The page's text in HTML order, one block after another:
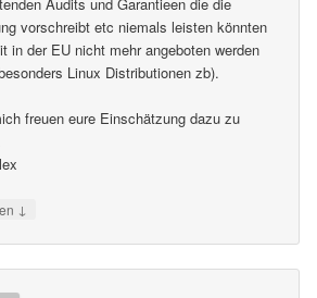
vorschreibt etc niemals leisten könnten
in der EU nicht mehr angeboten werden
Linux Distributionen zb).
freuen eure Einschätzung dazu zu
↓